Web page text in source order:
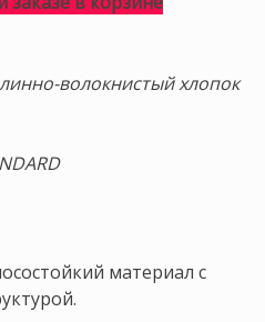
волокнистый хлопок
материал с